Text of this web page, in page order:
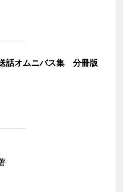
話オムニバス集 分冊版